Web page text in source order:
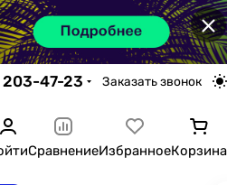
×
203-47-23 Заказать звонок
СравнениеИзбранноеКорзина